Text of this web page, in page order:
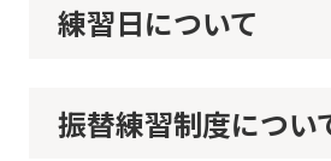
練習日について
振替練習制度につい